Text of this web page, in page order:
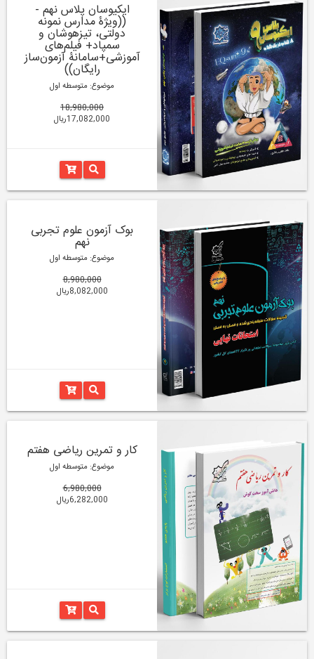
ایکیوسان پلاس نهم -
((ویژۀ مدارس نمونه
دولتی، تیزهوشان و
سمپاد+ فیلم‌های
آموزشی+سامانۀ آزمون‌ساز
رایگان))
موضوع: متوسطه اول
18,980,000
17,082,000ریال
بوک آزمون علوم تجربی
نهم
موضوع: متوسطه اول
8,980,000
8,082,000ریال
کار و تمرین ریاضی هفتم
موضوع: متوسطه اول
6,980,000
6,282,000ریال